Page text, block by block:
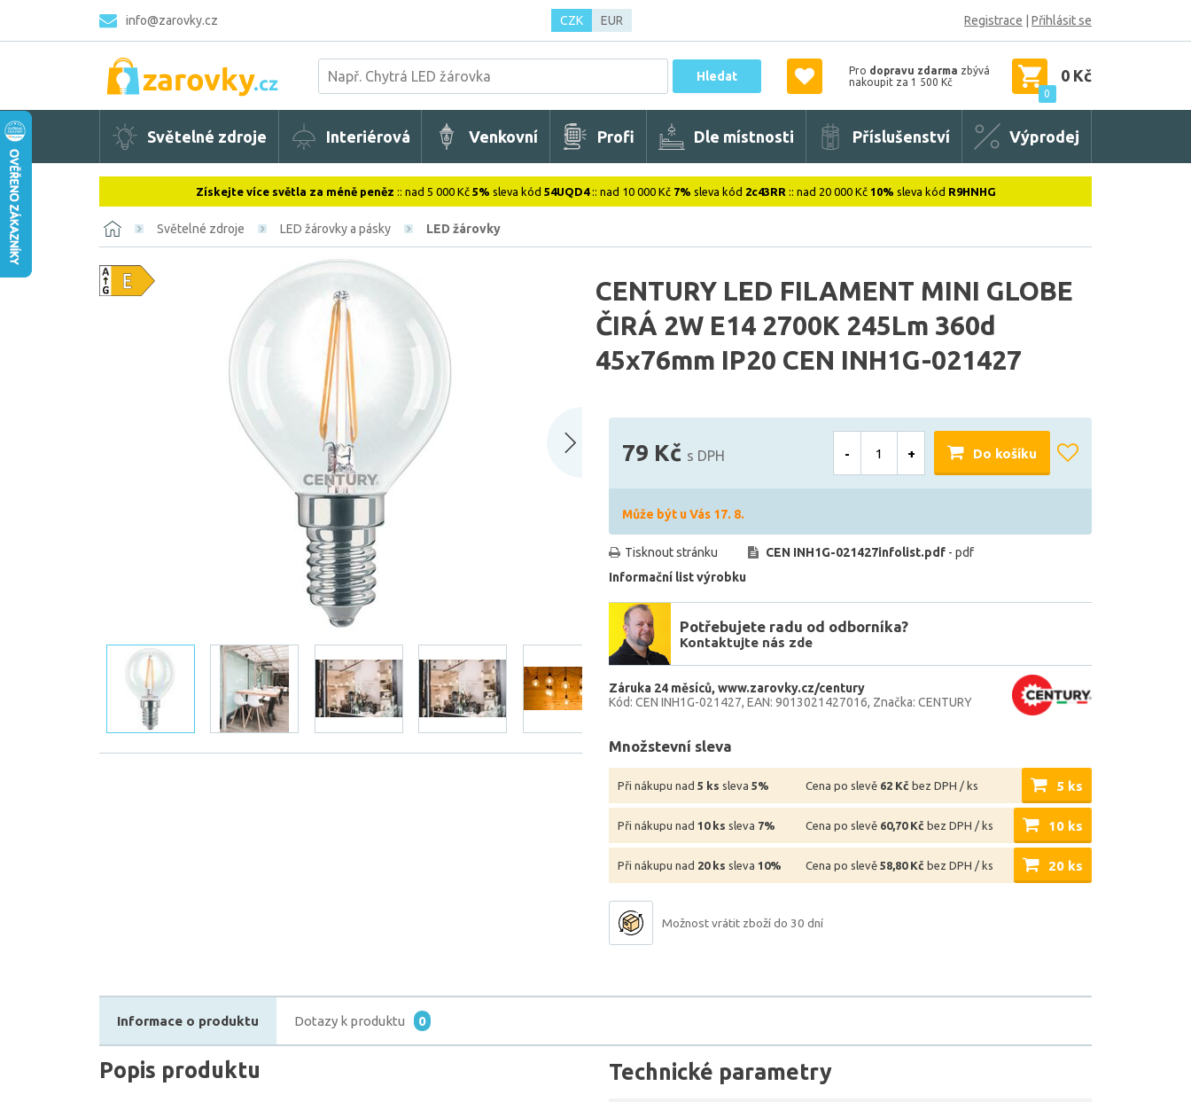
info@zarovky.cz CZK EUR Registrace Přihlásit se
Hledat Pro dopravu zdarma zbývá
nakoupit za 1 500 Kč
0
0 Kč
Světelné zdroje Interiérová Venkovní Profi Dle místnosti Příslušenství Výprodej
Získejte více světla za méně peněz :: nad 5 000 Kč 5% sleva kód 54UQD4:: nad 10 000 Kč 7% sleva kód 2c43RR :: nad 20 000 Kč 10% sleva kód R9HNHG
Světelné zdroje LED žárovky a pásky LED žárovky
CENTURY LED FILAMENT MINI GLOBE
ČIRÁ 2W E14 2700K 245Lm 360d
45x76mm IP20 CEN INH1G-021427
79 Kč s DPH - + Do košíku
Může být u Vás 17. 8.
Tisknout stránku CEN INH1G-021427infolist.pdf - pdf
Informační list výrobku
Potřebujete radu od odborníka?
Kontaktujte nás zde
Záruka 24 měsíců www.zarovky.cz/century
Kód: CEN INH1G-021427 EAN: 9013021427016 Značka: CENTURY
Množstevní sleva
Při nákupu nad 5 ks sleva 5% Cena po slevě 62 Kč bez DPH / ks 5 ks
Při nákupu nad 10 ks sleva 7% Cena po slevě 60,70 Kč bez DPH / ks 10 ks
Při nákupu nad 20 ks sleva 10% Cena po slevě 58,80 Kč bez DPH / ks 20 ks
Možnost vrátit zboží do 30 dní
Informace o produktu Dotazy k produktu 0
Popis produktu
Technické parametry